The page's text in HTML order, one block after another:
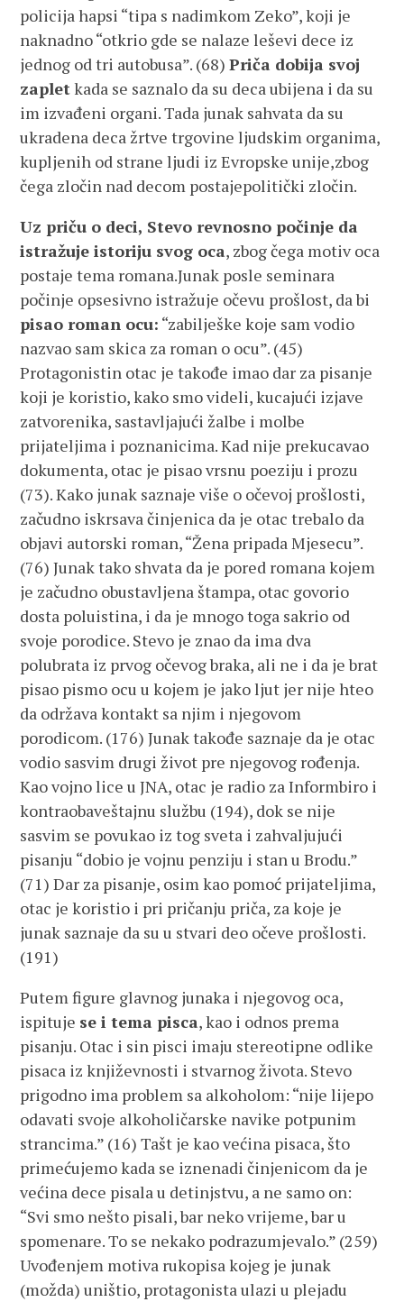
policija hapsi “tipa s nadimkom Zeko”, koji je
naknadno “otkrio gde se nalaze leševi dece iz
jednog od tri autobusa”. (68)Priča dobija svoj
zapletkada se saznalo da su deca ubijena i da su
im izvađeni organi. Tada junak sahvata da su
ukradena deca žrtve trgovine ljudskim organima,
kupljenih od strane ljudi iz Evropske unije,zbog
čega zločin nad decom postajepolitički zločin.
Uz priču o deci, Stevo revnosno počinje da
istražuje istoriju svog oca, zbog čega motiv oca
postaje tema romana.Junak posle seminara
počinje opsesivno istražuje očevu prošlost, da bi
pisao roman ocu: “zabilješke koje sam vodio
nazvao sam skica za roman o ocu”. (45)
Protagonistin otac je takođe imao dar za pisanje
koji je koristio, kako smo videli, kucajući izjave
zatvorenika, sastavljajući žalbe i molbe
prijateljima i poznanicima. Kad nije prekucavao
dokumenta, otac je pisao vrsnu poeziju i prozu
(73). Kako junak saznaje više o očevoj prošlosti,
začudno iskrsava činjenica da je otac trebalo da
objavi autorski roman, “Žena pripada Mjesecu”.
(76) Junak tako shvata da je pored romana kojem
je začudno obustavljena štampa, otac govorio
dosta poluistina, i da je mnogo toga sakrio od
svoje porodice. Stevo je znao da ima dva
polubrata iz prvog očevog braka, ali ne i da je brat
pisao pismo ocu u kojem je jako ljut jer nije hteo
da održava kontakt sa njim i njegovom
porodicom. (176) Junak takođe saznaje da je otac
vodio sasvim drugi život pre njegovog rođenja.
Kao vojno lice u JNA, otac je radio za Informbiro i
kontraobaveštajnu službu (194), dok se nije
sasvim se povukao iz tog sveta i zahvaljujući
pisanju “dobio je vojnu penziju i stan u Brodu.”
(71) Dar za pisanje, osim kao pomoć prijateljima,
otac je koristio i pri pričanju priča, za koje je
junak saznaje da su u stvari deo očeve prošlosti.
(191)
Putem figure glavnog junaka i njegovog oca,
ispituje se i tema pisca, kao i odnos prema
pisanju. Otac i sin pisci imaju stereotipne odlike
pisaca iz književnosti i stvarnog života. Stevo
prigodno ima problem sa alkoholom: “nije lijepo
odavati svoje alkoholičarske navike potpunim
strancima.” (16) Tašt je kao većina pisaca, što
primećujemo kada se iznenadi činjenicom da je
većina dece pisala u detinjstvu, a ne samo on:
“Svi smo nešto pisali, bar neko vrijeme, bar u
spomenare. To se nekako podrazumjevalo.” (259)
Uvođenjem motiva rukopisa kojeg je junak
(možda) uništio, protagonista ulazi u plejadu